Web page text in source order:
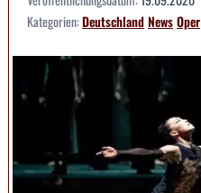
Kategorien:DeutschlandNewsOper